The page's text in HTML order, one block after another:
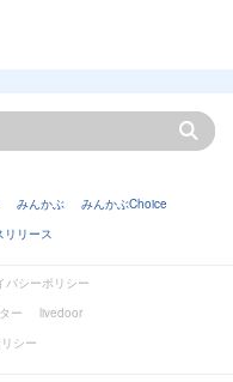
みんかぶ
みんかぶChoice
リリース
バシーポリシー
ー
livedoor
シー